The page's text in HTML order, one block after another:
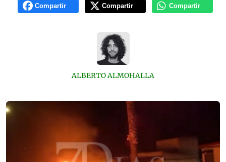
Compartir Compartir Compartir
ALBERTO ALMOHALLA